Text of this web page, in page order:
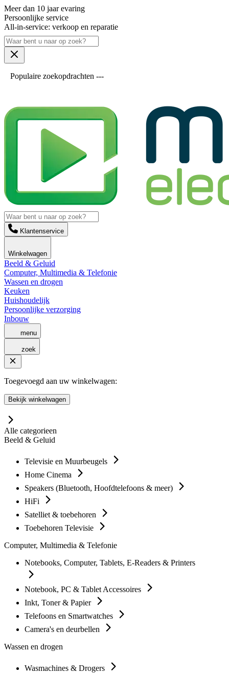
Meer dan 10 jaar evaring
Persoonlijke service
All-in-service: verkoop en reparatie
Populaire zoekopdrachten ---
Klantenservice
Winkelwagen
Beeld & Geluid
Computer, Multimedia & Telefonie
Wassen en drogen
Keuken
Huishoudelijk
Persoonlijke verzorging
Inbouw
menu
zoek
Toegevoegd aan uw winkelwagen:
Bekijk winkelwagen
Alle categorieen
Beeld & Geluid
Televisie en Muurbeugels
Home Cinema
Speakers (Bluetooth, Hoofdtelefoons & meer)
HiFi
Satelliet & toebehoren
Toebehoren Televisie
Computer, Multimedia & Telefonie
Notebooks, Computer, Tablets, E-Readers & Printers
Notebook, PC & Tablet Accessoires
Inkt, Toner & Papier
Telefoons en Smartwatches
Camera's en deurbellen
Wassen en drogen
Wasmachines & Drogers